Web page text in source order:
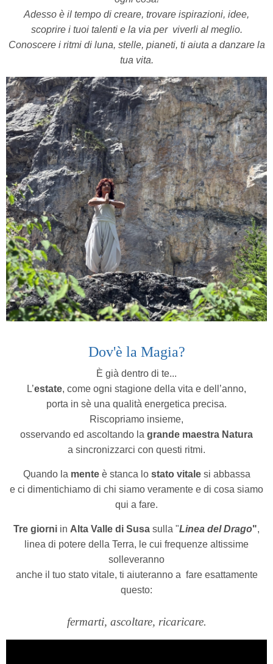
Adesso è il tempo di creare, trovare ispirazioni, idee,
scoprire i tuoi talenti e la via per viverli al meglio.
Conoscere i ritmi di luna, stelle, pianeti, ti aiuta a danzare la
tua vita.
Dov'è la Magia?
È già dentro di te...
L’estate, come ogni stagione della vita e dell’anno,
porta in sè una qualità energetica precisa.
Riscopriamo insieme,
osservando ed ascoltando la grande maestra Natura
a sincronizzarci con questi ritmi.
Quando la menteè stanca lo stato vitalesi abbassa
e ci dimentichiamo di chi siamo veramente e di cosa siamo
qui a fare.
Tre giorni in Alta Valle di Susa sulla "Linea del Drago",
linea di potere della Terra, le cui frequenze altissime
solleveranno
anche il tuo stato vitale, ti aiuteranno a fare esattamente
questo:
fermarti, ascoltare, ricaricare.